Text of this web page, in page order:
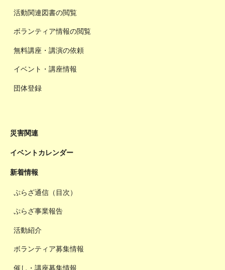
活動関連図書の閲覧
ボランティア情報の閲覧
無料講座・講演の依頼
イベント・講座情報
団体登録
災害関連
イベントカレンダー
新着情報
ぷらざ通信（目次）
ぷらざ事業報告
活動紹介
ボランティア募集情報
催し・講座募集情報